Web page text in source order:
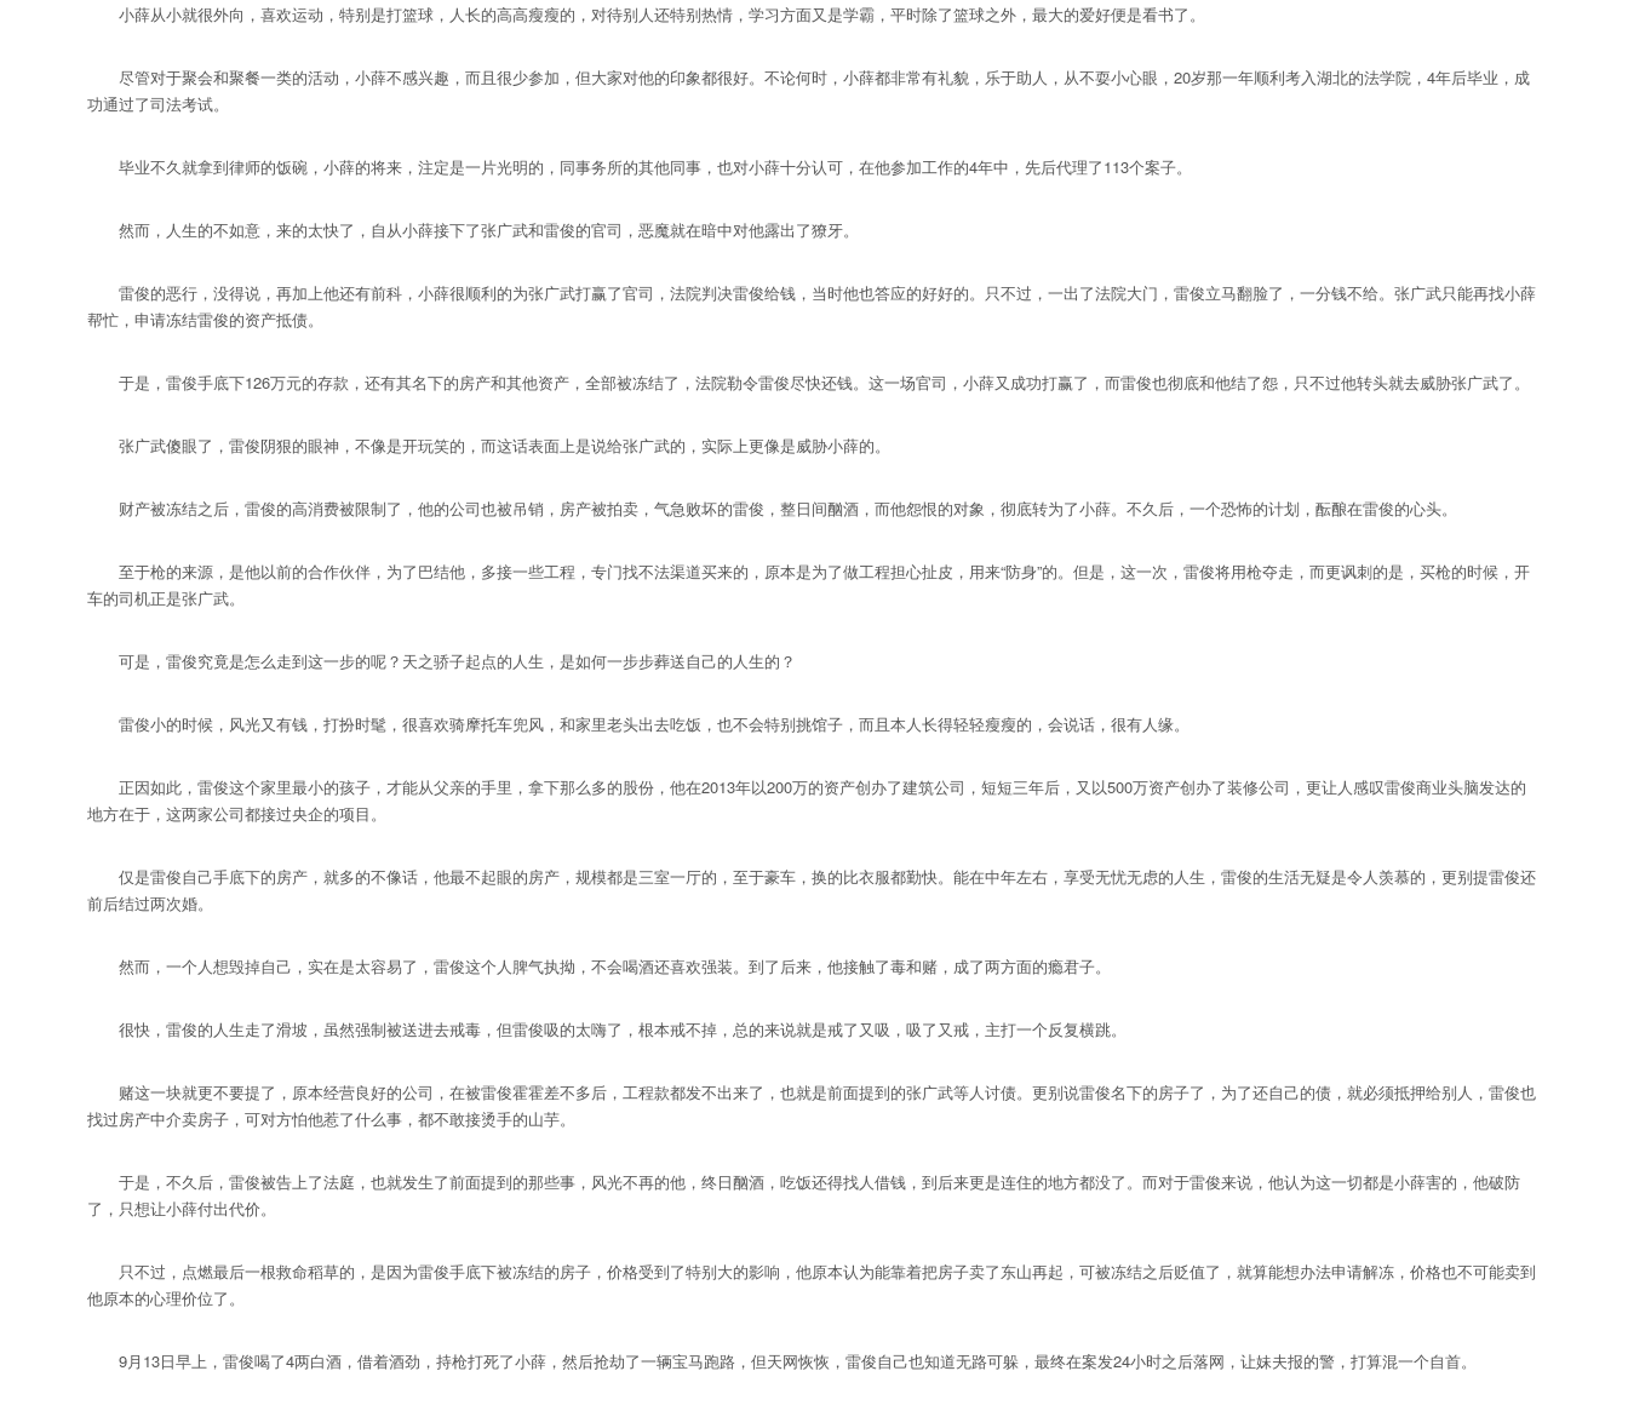
小薛从小就很外向，喜欢运动，特别是打篮球，人长的高高瘦瘦的，对待别人还特别热情，学习方面又是学霸，平时除了篮球之外，最大的爱好便是看书了。
尽管对于聚会和聚餐一类的活动，小薛不感兴趣，而且很少参加，但大家对他的印象都很好。不论何时，小薛都非常有礼貌，乐于助人，从不耍小心眼，20岁那一年顺利考入湖北的法学院，4年后毕业，成
功通过了司法考试。
毕业不久就拿到律师的饭碗，小薛的将来，注定是一片光明的，同事务所的其他同事，也对小薛十分认可，在他参加工作的4年中，先后代理了113个案子。
然而，人生的不如意，来的太快了，自从小薛接下了张广武和雷俊的官司，恶魔就在暗中对他露出了獠牙。
雷俊的恶行，没得说，再加上他还有前科，小薛很顺利的为张广武打赢了官司，法院判决雷俊给钱，当时他也答应的好好的。只不过，一出了法院大门，雷俊立马翻脸了，一分钱不给。张广武只能再找小薛
帮忙，申请冻结雷俊的资产抵债。
于是，雷俊手底下126万元的存款，还有其名下的房产和其他资产，全部被冻结了，法院勒令雷俊尽快还钱。这一场官司，小薛又成功打赢了，而雷俊也彻底和他结了怨，只不过他转头就去威胁张广武了。
张广武傻眼了，雷俊阴狠的眼神，不像是开玩笑的，而这话表面上是说给张广武的，实际上更像是威胁小薛的。
财产被冻结之后，雷俊的高消费被限制了，他的公司也被吊销，房产被拍卖，气急败坏的雷俊，整日间酗酒，而他怨恨的对象，彻底转为了小薛。不久后，一个恐怖的计划，酝酿在雷俊的心头。
至于枪的来源，是他以前的合作伙伴，为了巴结他，多接一些工程，专门找不法渠道买来的，原本是为了做工程担心扯皮，用来“防身”的。但是，这一次，雷俊将用枪夺走，而更讽刺的是，买枪的时候，开
车的司机正是张广武。
可是，雷俊究竟是怎么走到这一步的呢？天之骄子起点的人生，是如何一步步葬送自己的人生的？
雷俊小的时候，风光又有钱，打扮时髦，很喜欢骑摩托车兜风，和家里老头出去吃饭，也不会特别挑馆子，而且本人长得轻轻瘦瘦的，会说话，很有人缘。
正因如此，雷俊这个家里最小的孩子，才能从父亲的手里，拿下那么多的股份，他在2013年以200万的资产创办了建筑公司，短短三年后，又以500万资产创办了装修公司，更让人感叹雷俊商业头脑发达的
地方在于，这两家公司都接过央企的项目。
仅是雷俊自己手底下的房产，就多的不像话，他最不起眼的房产，规模都是三室一厅的，至于豪车，换的比衣服都勤快。能在中年左右，享受无忧无虑的人生，雷俊的生活无疑是令人羡慕的，更别提雷俊还
前后结过两次婚。
然而，一个人想毁掉自己，实在是太容易了，雷俊这个人脾气执拗，不会喝酒还喜欢强装。到了后来，他接触了毒和赌，成了两方面的瘾君子。
很快，雷俊的人生走了滑坡，虽然强制被送进去戒毒，但雷俊吸的太嗨了，根本戒不掉，总的来说就是戒了又吸，吸了又戒，主打一个反复横跳。
赌这一块就更不要提了，原本经营良好的公司，在被雷俊霍霍差不多后，工程款都发不出来了，也就是前面提到的张广武等人讨债。更别说雷俊名下的房子了，为了还自己的债，就必须抵押给别人，雷俊也
找过房产中介卖房子，可对方怕他惹了什么事，都不敢接烫手的山芋。
于是，不久后，雷俊被告上了法庭，也就发生了前面提到的那些事，风光不再的他，终日酗酒，吃饭还得找人借钱，到后来更是连住的地方都没了。而对于雷俊来说，他认为这一切都是小薛害的，他破防
了，只想让小薛付出代价。
只不过，点燃最后一根救命稻草的，是因为雷俊手底下被冻结的房子，价格受到了特别大的影响，他原本认为能靠着把房子卖了东山再起，可被冻结之后贬值了，就算能想办法申请解冻，价格也不可能卖到
他原本的心理价位了。
9月13日早上，雷俊喝了4两白酒，借着酒劲，持枪打死了小薛，然后抢劫了一辆宝马跑路，但天网恢恢，雷俊自己也知道无路可躲，最终在案发24小时之后落网，让妹夫报的警，打算混一个自首。